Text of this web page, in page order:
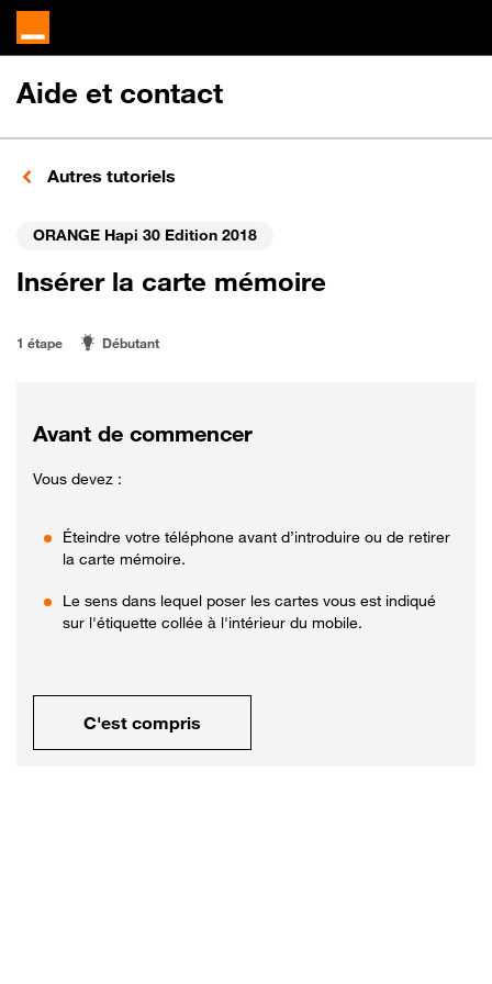
Aide et contact
Autres tutoriels
ORANGE Hapi 30 Edition 2018
Insérer la carte mémoire
1 étape Débutant
Avant de commencer
Vous devez :
Éteindre votre téléphone avant d’introduire ou de retirer
la carte mémoire.
Le sens dans lequel poser les cartes vous est indiqué
sur l'étiquette collée à l'intérieur du mobile.
C'est compris